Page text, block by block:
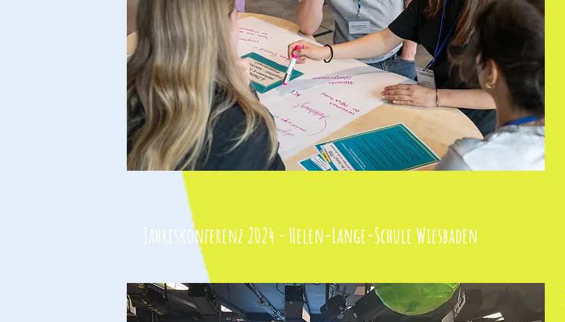
Jahreskonferenz 2024 - Helen-Lange-Schule Wiesbaden